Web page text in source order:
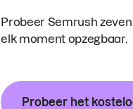
Probeer Semrush
elk moment opzegbaar.
Probeer het